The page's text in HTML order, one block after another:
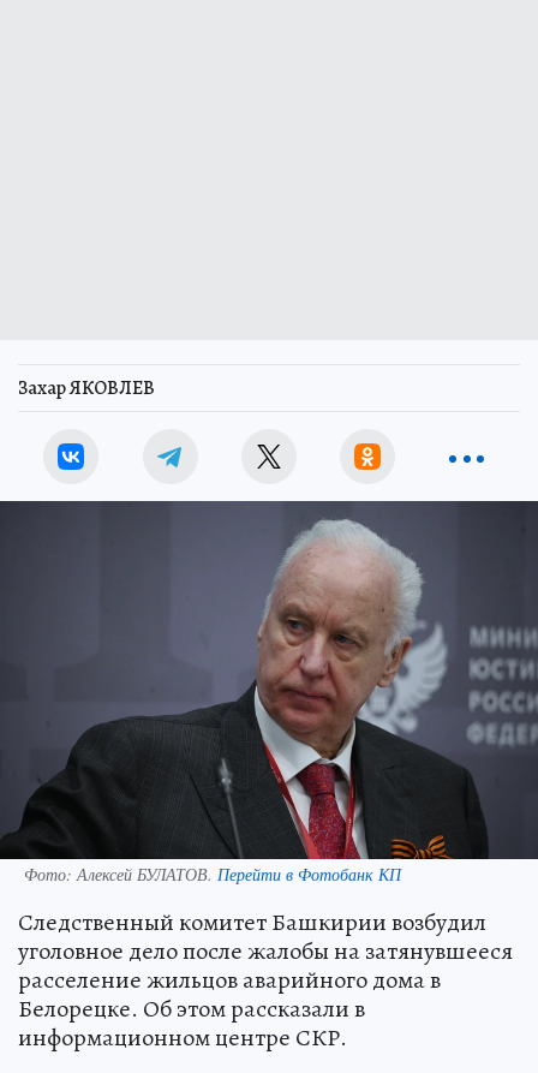
Захар ЯКОВЛЕВ
Фото:Алексей БУЛАТОВ. Перейти в Фотобанк КП
Следственный комитет Башкирии возбудил
уголовное дело после жалобы на затянувшееся
расселение жильцов аварийного дома в
Белорецке. Об этом рассказали в
информационном центре СКР.